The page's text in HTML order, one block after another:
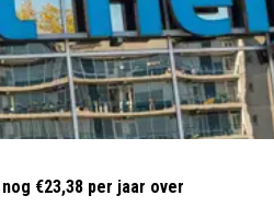
€23,38 per jaar over